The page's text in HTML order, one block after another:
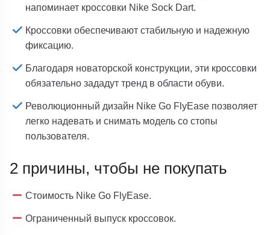
напоминает кроссовки Nike Sock Dart.
Кроссовки обеспечивают стабильную и надежную
фиксацию.
Благодаря новаторской конструкции, эти кроссовки
обязательно зададут тренд в области обуви.
Революционный дизайн Nike Go FlyEase позволяет
легко надевать и снимать модель со стопы
пользователя.
2 причины, чтобы не покупать
Стоимость Nike Go FlyEase.
Ограниченный выпуск кроссовок.